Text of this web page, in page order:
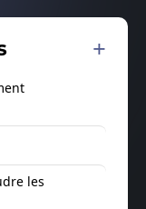
les